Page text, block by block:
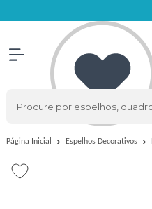
Página Inicial Espelhos Decorativos